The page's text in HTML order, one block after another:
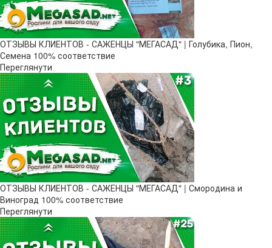
ОТЗЫВЫ КЛИЕНТОВ - САЖЕНЦЫ "МЕГАСАД" | Голубика, Пион,
Семена 100% соответствие
Переглянути
ОТЗЫВЫ КЛИЕНТОВ - САЖЕНЦЫ "МЕГАСАД" | Смородина и
Виноград 100% соответствие
Переглянути